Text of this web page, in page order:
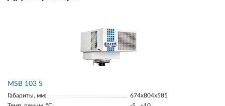
MSB 103 S
Габариты, мм:
674х804х585